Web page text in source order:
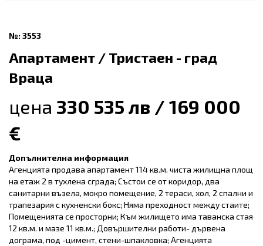
№: 3553
Апартамент / Тристаен - град
Враца
цена 330 535 лв / 169 000
€
Допълнителна информация
Агенцията продава апартамент 114 кв.м. чиста жилищна площ
на етаж 2 в тухлена сграда; Състои се от коридор, два
санитарни възела, мокро помещение, 2 тераси, хол, 2 спални и
трапезария с кухненски бокс; Няма преходност между стаите;
Помещенията се просторни; Към жилището има таванска стая
12 кв.м. и мазе 11 кв.м.; Довършителни работи- дървена
дограма, под -цимент, стени-шпакловка; Агенцията